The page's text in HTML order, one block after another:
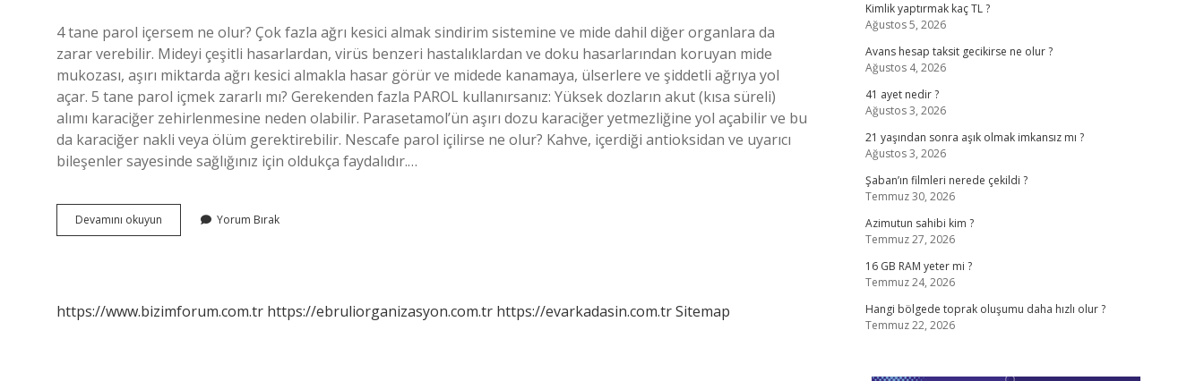
4 tane parol içersem ne olur? Çok fazla ağrı kesici almak sindirim sistemine ve mide dahil diğer organlara da
zarar verebilir. Mideyi çeşitli hasarlardan, virüs benzeri hastalıklardan ve doku hasarlarından koruyan mide
mukozası, aşırı miktarda ağrı kesici almakla hasar görür ve midede kanamaya, ülserlere ve şiddetli ağrıya yol
açar. 5 tane parol içmek zararlı mı? Gerekenden fazla PAROL kullanırsanız: Yüksek dozların akut (kısa süreli)
alımı karaciğer zehirlenmesine neden olabilir. Parasetamol’ün aşırı dozu karaciğer yetmezliğine yol açabilir ve bu
da karaciğer nakli veya ölüm gerektirebilir. Nescafe parol içilirse ne olur? Kahve, içerdiği antioksidan ve uyarıcı
bileşenler sayesinde sağlığınız için oldukça faydalıdır.…
Devamını okuyun
Tane
Yorum Bırak
https://www.bizimforum.com.tr https://ebruliorganizasyon.com.tr https://evarkadasin.com.trSitemap
Kimlik yaptırmak kaç TL ?
Ağustos 5, 2026
Avans hesap taksit gecikirse ne olur ?
Ağustos 4, 2026
41 ayet nedir ?
Ağustos 3, 2026
21 yaşından sonra aşık olmak imkansız mı ?
Ağustos 3, 2026
Şaban’ın filmleri nerede çekildi ?
Temmuz 30, 2026
Azimutun sahibi kim ?
Temmuz 27, 2026
16 GB RAM yeter mi ?
Temmuz 24, 2026
Hangi bölgede toprak oluşumu daha hızlı olur ?
Temmuz 22, 2026